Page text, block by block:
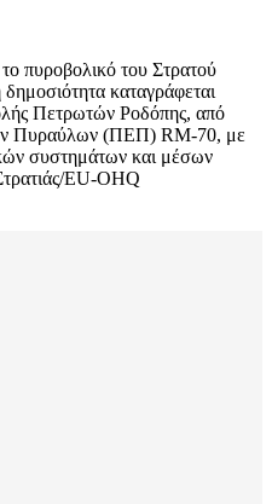
πυροβολικό του Στρατού
καταγράφεται
Πετρωτών Ροδόπης, από
Πυραύλων (ΠΕΠ) RΜ-70, με
συστημάτων και μέσων
EU-OHQ